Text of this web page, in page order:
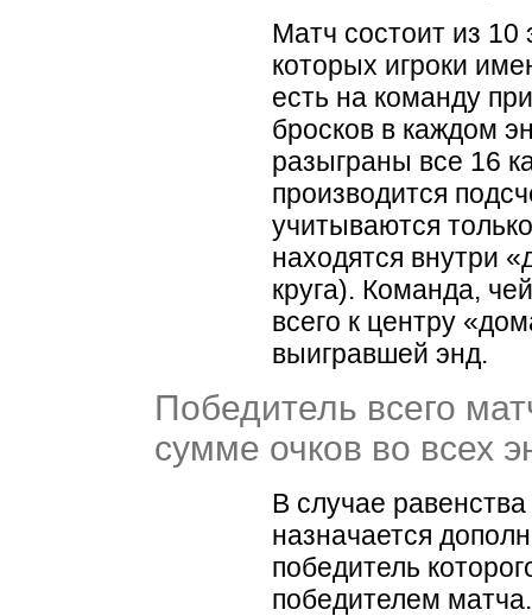
Матч состоит из 10
которых игроки
есть на команду
бросков в каждом
разыграны все 16
производится
учитываются
находятся внутри «
круга). Команда,
всего к центру «
выигравшей энд.
Победитель всего
сумме очков во всех
В случае
назначается
победитель
победителем матча.